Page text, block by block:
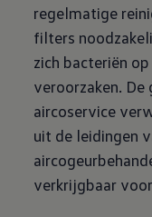
regelmatige
filters
zich bacteriën
veroorzaken.
aircoservice
uit de leidingen
verkrijgbaar